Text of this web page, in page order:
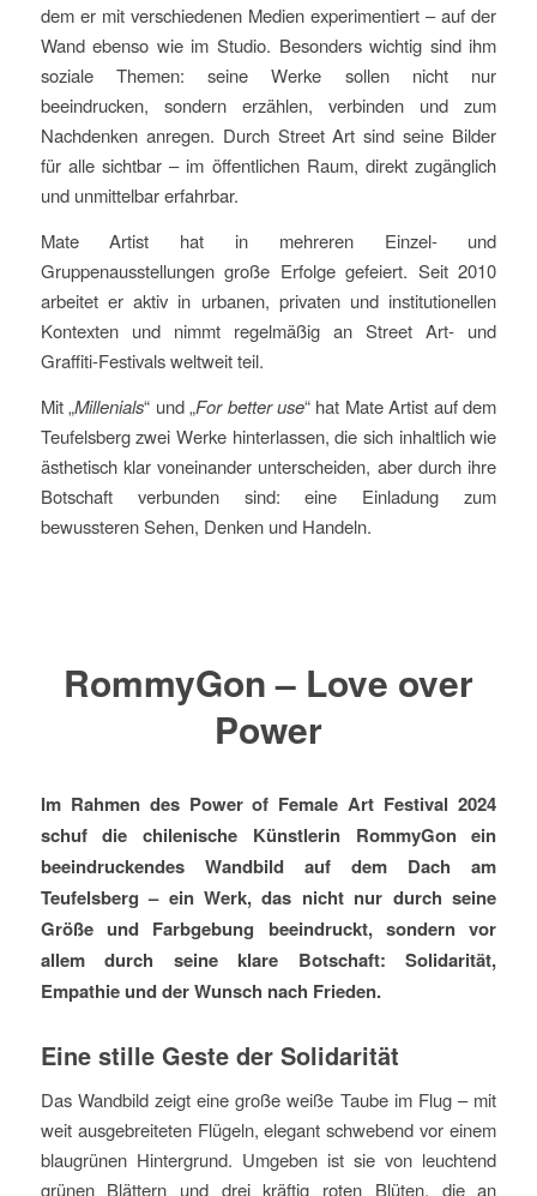
dem er mit verschiedenen Medien experimentiert – auf der
Wand ebenso wie im Studio. Besonders wichtig sind ihm
soziale Themen: seine Werke sollen nicht nur
beeindrucken, sondern erzählen, verbinden und zum
Nachdenken anregen. Durch Street Art sind seine Bilder
für alle sichtbar – im öffentlichen Raum, direkt zugänglich
und unmittelbar erfahrbar.
Mate Artist hat in mehreren Einzel- und
Gruppenausstellungen große Erfolge gefeiert. Seit 2010
arbeitet er aktiv in urbanen, privaten und institutionellen
Kontexten und nimmt regelmäßig an Street Art- und
Graffiti-Festivals weltweit teil.
Mit „Millenials“ und „For better use“ hat Mate Artist auf dem
Teufelsberg zwei Werke hinterlassen, die sich inhaltlich wie
ästhetisch klar voneinander unterscheiden, aber durch ihre
Botschaft verbunden sind: eine Einladung zum
bewussteren Sehen, Denken und Handeln.
RommyGon – Love over
Power
Im Rahmen des Power of Female Art Festival 2024
schuf die chilenische Künstlerin RommyGon ein
beeindruckendes Wandbild auf dem Dach am
Teufelsberg – ein Werk, das nicht nur durch seine
Größe und Farbgebung beeindruckt, sondern vor
allem durch seine klare Botschaft: Solidarität,
Empathie und der Wunsch nach Frieden.
Eine stille Geste der Solidarität
Das Wandbild zeigt eine große weiße Taube im Flug – mit
weit ausgebreiteten Flügeln, elegant schwebend vor einem
blaugrünen Hintergrund. Umgeben ist sie von leuchtend
grünen Blättern und drei kräftig roten Blüten, die an